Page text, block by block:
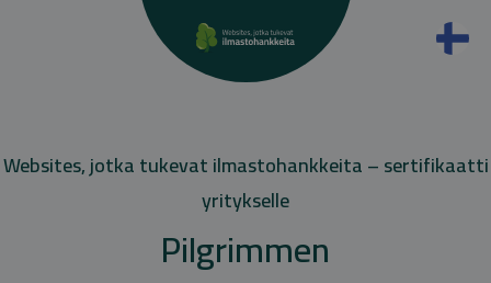
Websites, jotka tukevat ilmastohankkeita – sertifikaatti
yritykselle
Pilgrimmen